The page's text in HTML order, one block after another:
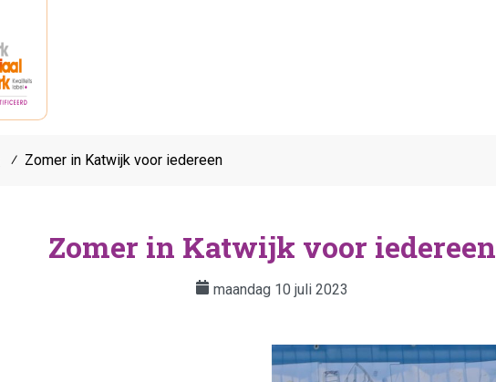
⁄ Zomer in Katwijk voor iedereen
Zomer in Katwijk voor iedereen
maandag 10 juli 2023